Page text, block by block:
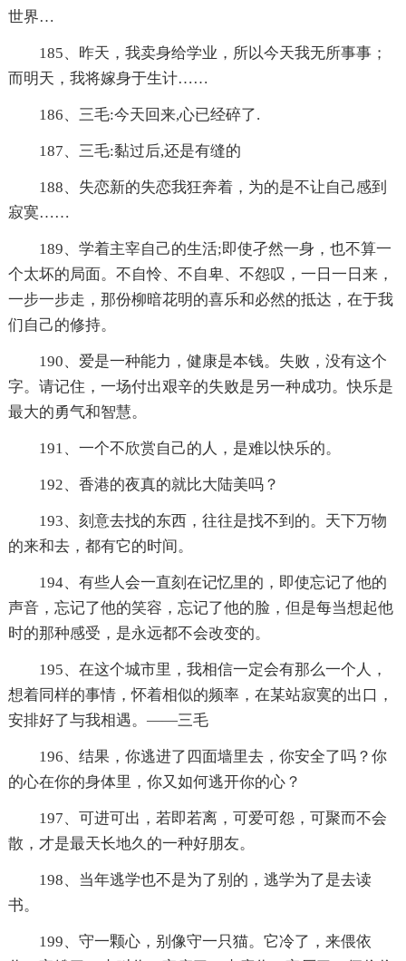
世界…
185、昨天，我卖身给学业，所以今天我无所事事；
而明天，我将嫁身于生计……
186、三毛:今天回来,心已经碎了.
187、三毛:黏过后,还是有缝的
188、失恋新的失恋我狂奔着，为的是不让自己感到
寂寞……
189、学着主宰自己的生活;即使孑然一身，也不算一
个太坏的局面。不自怜、不自卑、不怨叹，一日一日来，
一步一步走，那份柳暗花明的喜乐和必然的抵达，在于我
们自己的修持。
190、爱是一种能力，健康是本钱。失败，没有这个
字。请记住，一场付出艰辛的失败是另一种成功。快乐是
最大的勇气和智慧。
191、一个不欣赏自己的人，是难以快乐的。
192、香港的夜真的就比大陆美吗？
193、刻意去找的东西，往往是找不到的。天下万物
的来和去，都有它的时间。
194、有些人会一直刻在记忆里的，即使忘记了他的
声音，忘记了他的笑容，忘记了他的脸，但是每当想起他
时的那种感受，是永远都不会改变的。
195、在这个城市里，我相信一定会有那么一个人，
想着同样的事情，怀着相似的频率，在某站寂寞的出口，
安排好了与我相遇。——三毛
196、结果，你逃进了四面墙里去，你安全了吗？你
的心在你的身体里，你又如何逃开你的心？
197、可进可出，若即若离，可爱可怨，可聚而不会
散，才是最天长地久的一种好朋友。
198、当年逃学也不是为了别的，逃学为了是去读
书。
199、守一颗心，别像守一只猫。它冷了，来偎依